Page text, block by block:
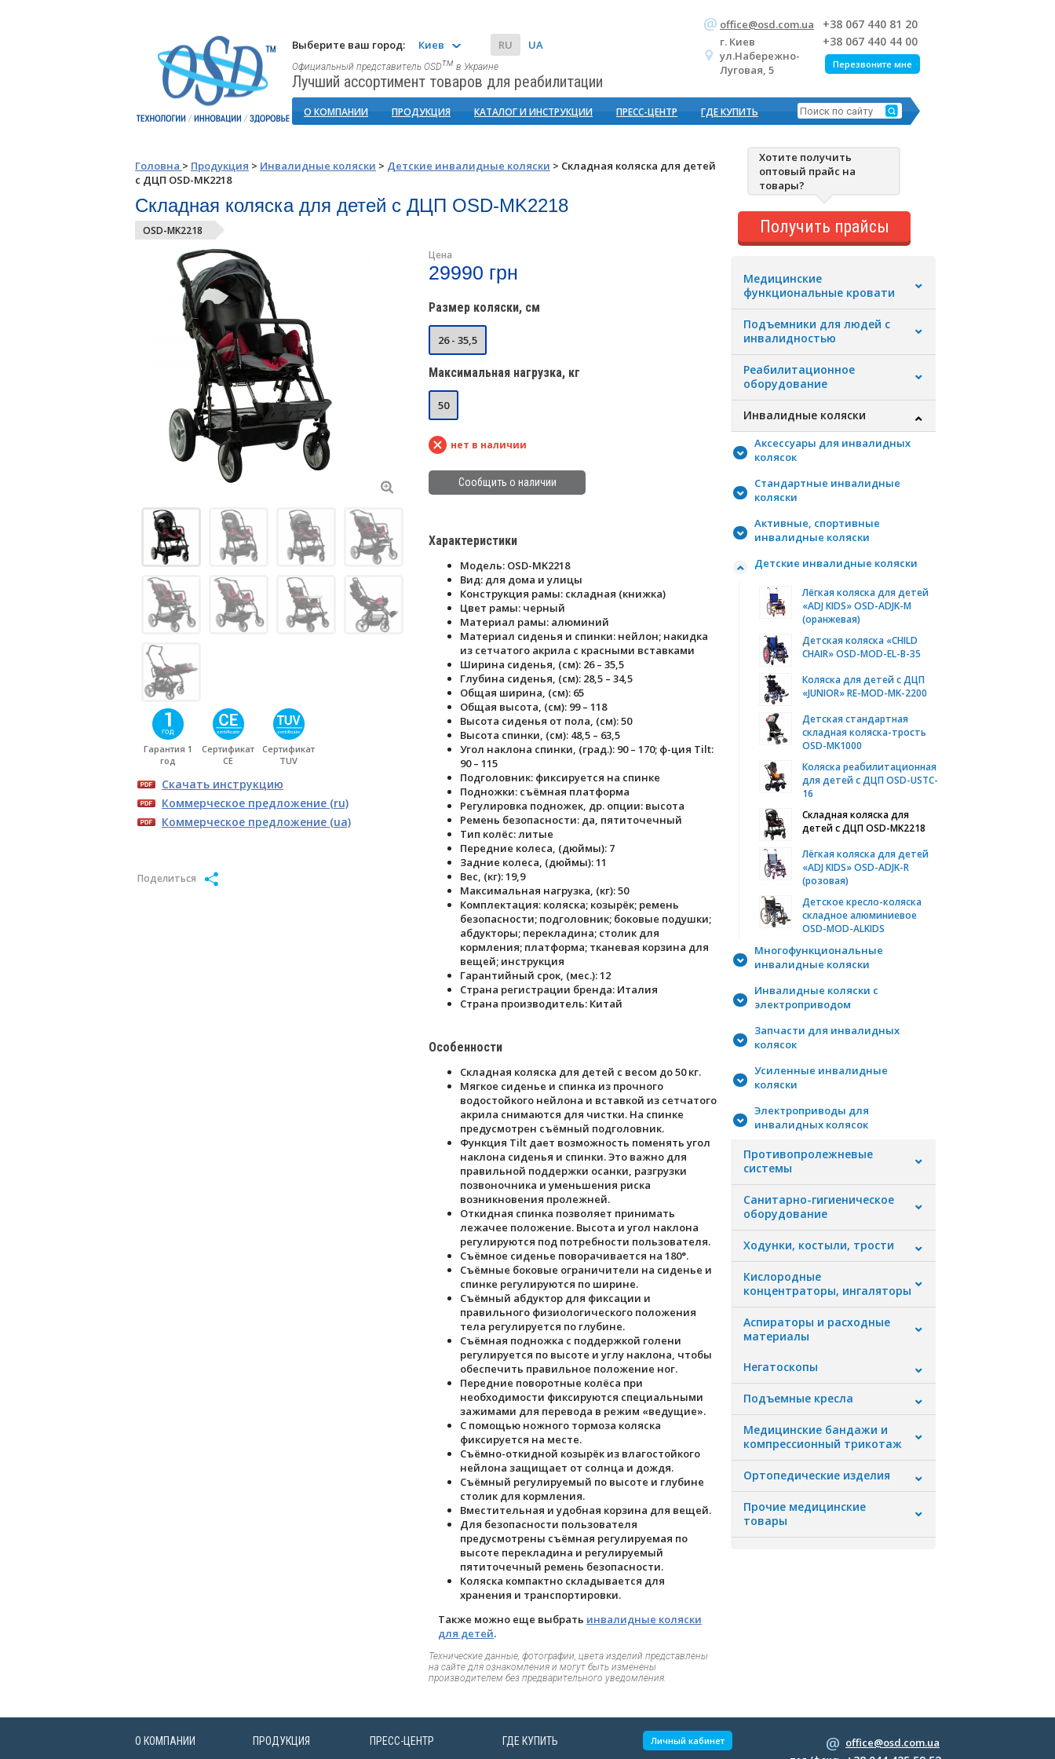
Выберите ваш город: Киев RU UA
Официальный представитель OSDтм в Украине
Лучший ассортимент товаров для реабилитации
+38 067 440 81 20
+38 067 440 44 00
office@osd.com.ua
г. Киев
ул.Набережно-
Луговая, 5
Перезвоните мне
О КОМПАНИИ ПРОДУКЦИЯ КАТАЛОГ И ИНСТРУКЦИИ ПРЕСС-ЦЕНТР ГДЕ КУПИТЬ
Головна > Продукция > Инвалидные коляски > Детские инвалидные коляски > Складная коляска для детей
с ДЦП OSD-MK2218
Складная коляска для детей с ДЦП OSD-MK2218
OSD-MK2218
Гарантия 1
год
Сертификат
CE
Сертификат
TUV
Скачать инструкцию
Коммерческое предложение (ru)
Коммерческое предложение (ua)
Поделиться
Цена
29990 грн
Размер коляски, см
26 - 35,5
Максимальная нагрузка, кг
50
нет в наличии
Сообщить о наличии
Характеристики
Модель: OSD-MK2218
Вид: для дома и улицы
Конструкция рамы: складная (книжка)
Цвет рамы: черный
Материал рамы: алюминий
Материал сиденья и спинки: нейлон; накидка
из сетчатого акрила с красными вставками
Ширина сиденья, (см): 26 – 35,5
Глубина сиденья, (см): 28,5 – 34,5
Общая ширина, (см): 65
Общая высота, (см): 99 – 118
Высота сиденья от пола, (см): 50
Высота спинки, (см): 48,5 – 63,5
Угол наклона спинки, (град.): 90 – 170; ф-ция Tilt:
90 – 115
Подголовник: фиксируется на спинке
Подножки: съёмная платформа
Регулировка подножек, др. опции: высота
Ремень безопасности: да, пятиточечный
Тип колёс: литые
Передние колеса, (дюймы): 7
Задние колеса, (дюймы): 11
Вес, (кг): 19,9
Максимальная нагрузка, (кг): 50
Комплектация: коляска; козырёк; ремень
безопасности; подголовник; боковые подушки;
абдукторы; перекладина; столик для
кормления; платформа; тканевая корзина для
вещей; инструкция
Гарантийный срок, (мес.): 12
Страна регистрации бренда: Италия
Страна производитель: Китай
Особенности
Складная коляска для детей с весом до 50 кг.
Мягкое сиденье и спинка из прочного
водостойкого нейлона и вставкой из сетчатого
акрила снимаются для чистки. На спинке
предусмотрен съёмный подголовник.
Функция Tilt дает возможность поменять угол
наклона сиденья и спинки. Это важно для
правильной поддержки осанки, разгрузки
позвоночника и уменьшения риска
возникновения пролежней.
Откидная спинка позволяет принимать
лежачее положение. Высота и угол наклона
регулируются под потребности пользователя.
Съёмное сиденье поворачивается на 180°.
Съёмные боковые ограничители на сиденье и
спинке регулируются по ширине.
Съёмный абдуктор для фиксации и
правильного физиологического положения
тела регулируется по глубине.
Съёмная подножка с поддержкой голени
регулируется по высоте и углу наклона, чтобы
обеспечить правильное положение ног.
Передние поворотные колёса при
необходимости фиксируются специальными
зажимами для перевода в режим «ведущие».
С помощью ножного тормоза коляска
фиксируется на месте.
Съёмно-откидной козырёк из влагостойкого
нейлона защищает от солнца и дождя.
Съёмный регулируемый по высоте и глубине
столик для кормления.
Вместительная и удобная корзина для вещей.
Для безопасности пользователя
предусмотрены съёмная регулируемая по
высоте перекладина и регулируемый
пятиточечный ремень безопасности.
Коляска компактно складывается для
хранения и транспортировки.
Также можно еще выбрать инвалидные коляски
для детей.
Технические данные, фотографии, цвета изделий представлены
на сайте для ознакомления и могут быть изменены
производителем без предварительного уведомления.
Хотите получить
оптовый прайс на
товары?
Получить прайсы
Медицинские
функциональные кровати
Подъемники для людей с
инвалидностью
Реабилитационное
оборудование
Инвалидные коляски
Аксессуары для инвалидных
колясок
Стандартные инвалидные
коляски
Активные, спортивные
инвалидные коляски
Детские инвалидные коляски
Лёгкая коляска для детей
«ADJ KIDS» OSD-ADJK-M
(оранжевая)
Детская коляска «CHILD
CHAIR» OSD-MOD-EL-B-35
Коляска для детей с ДЦП
«JUNIOR» RE-MOD-MK-2200
Детская стандартная
складная коляска-трость
OSD-MK1000
Коляска реабилитационная
для детей c ДЦП OSD-USTC-
16
Складная коляска для
детей с ДЦП OSD-MK2218
Лёгкая коляска для детей
«ADJ KIDS» OSD-ADJK-R
(розовая)
Детское кресло-коляска
складное алюминиевое
OSD-MOD-ALKIDS
Многофункциональные
инвалидные коляски
Инвалидные коляски с
электроприводом
Запчасти для инвалидных
колясок
Усиленные инвалидные
коляски
Электроприводы для
инвалидных колясок
Противопролежневые
системы
Санитарно-гигиеническое
оборудование
Ходунки, костыли, трости
Кислородные
концентраторы, ингаляторы
Аспираторы и расходные
материалы
Негатоскопы
Подъемные кресла
Медицинские бандажи и
компрессионный трикотаж
Ортопедические изделия
Прочие медицинские
товары
О КОМПАНИИ ПРОДУКЦИЯ ПРЕСС-ЦЕНТР ГДЕ КУПИТЬ Личный кабинет office@osd.com.ua